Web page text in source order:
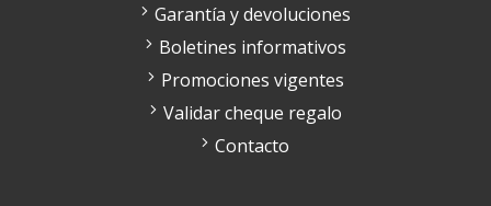
Garantía y devoluciones
Boletines informativos
Promociones vigentes
Validar cheque regalo
Contacto